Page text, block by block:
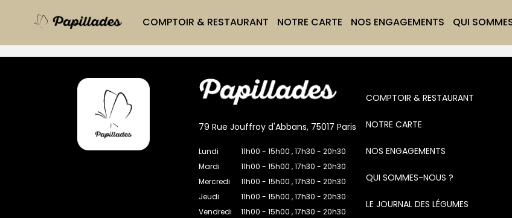
COMPTOIR & RESTAURANT NOTRE CARTE NOS ENGAGEMENTS QUI
Bienvenue sur mon thème vide
79 Rue Jouffroy d'Abbans, 75017 Paris
Lundi
11h00 - 15h00 , 17h30 - 20h30
Mardi
11h00 - 15h00 , 17h30 - 20h30
Mercredi
11h00 - 15h00 , 17h30 - 20h30
Jeudi
11h00 - 15h00 , 17h30 - 20h30
Vendredi
11h00 - 15h00 , 17h30 - 20h30
COMPTOIR & RESTAURANT
NOTRE CARTE
NOS ENGAGEMENTS
QUI SOMMES-NOUS ?
LE JOURNAL DES LÉGUMES